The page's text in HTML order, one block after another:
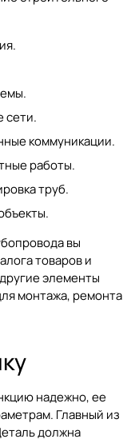
сети.
коммуникации.
работы.
труб.
вы
товарови
элементы
монтажа, ремонта
надежно, ее
Главный из
должна